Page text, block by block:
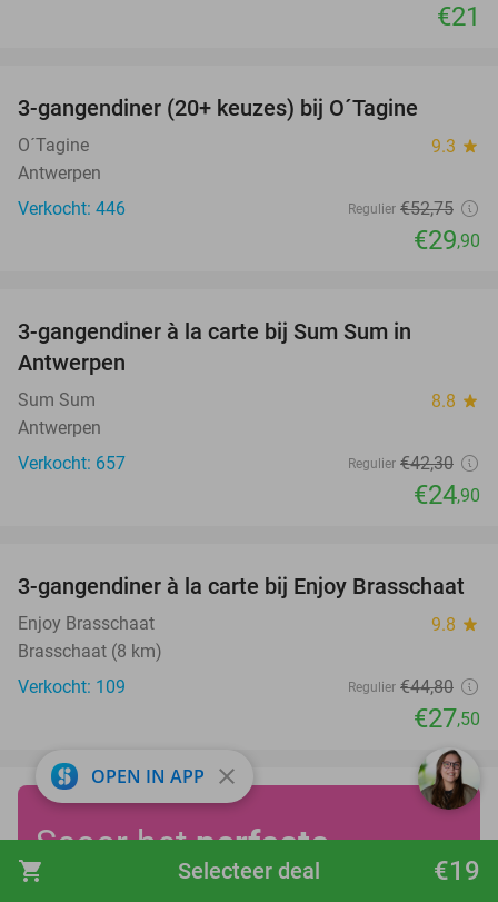
shopping_cart €19
Selecteer deal
€21
3-gangendiner (20+ keuzes) bij O´Tagine
O´Tagine 9.3 star
Antwerpen
Verkocht: 446
Regulier €52,75
€29,90
3-gangendiner à la carte bij Sum Sum in
Antwerpen
Sum Sum 8.8 star
Antwerpen
Verkocht: 657
Regulier €42,30
€24,90
39%
3-gangendiner à la carte bij Enjoy Brasschaat
Enjoy Brasschaat 9.8 star
Brasschaat (8 km)
Verkocht: 109
Regulier €44,80
€27,50
Scoor hetperfecte
moederdagcadeau!
OPEN IN APP close